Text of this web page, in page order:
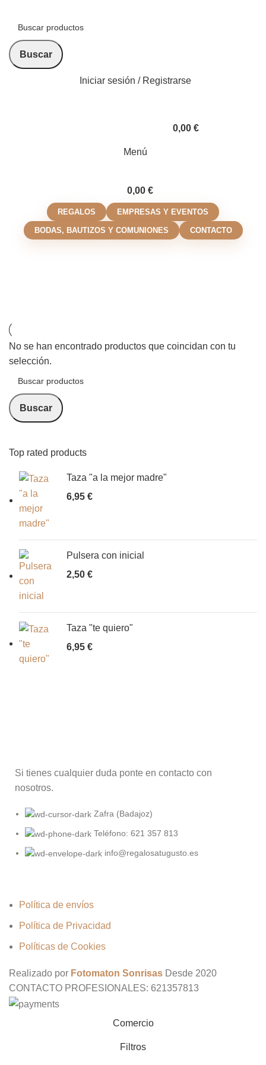
Buscar
Iniciar sesión / Registrarse
0,00 €
Menú
0,00 €
REGALOS EMPRESAS Y EVENTOS
BODAS, BAUTIZOS Y COMUNIONES CONTACTO
Top rated products
Taza "a la mejor madre"
6,95 €
Pulsera con inicial
2,50 €
Taza "te quiero"
6,95 €
No se han encontrado productos que coincidan con tu
selección.
Buscar
Si tienes cualquier duda ponte en contacto con
nosotros.
Zafra (Badajoz)
Teléfono: 621 357 813
info@regalosatugusto.es
Política de envíos
Política de Privacidad
Políticas de Cookies
Realizado por Fotomaton Sonrisas Desde 2020
CONTACTO PROFESIONALES: 621357813
Comercio
Filtros